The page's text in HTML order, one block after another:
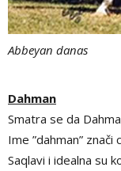
Abbeyan danas
Dahman
Smatra se da
Ime ”dahman”
Saqlavi i idealna su